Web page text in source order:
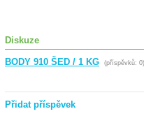
Diskuze
BODY 910 ŠED / 1 KG (příspěvků: 0)
Přidat příspěvek